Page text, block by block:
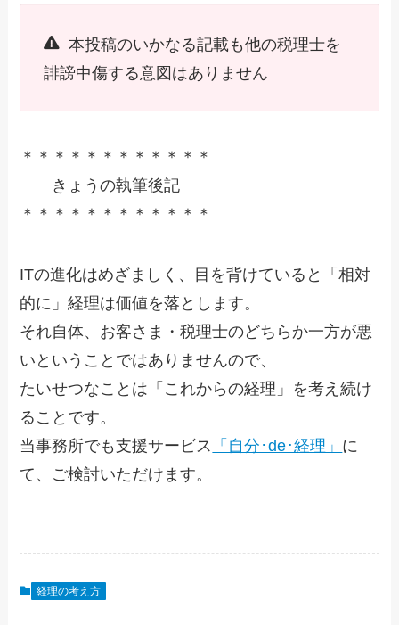
本投稿のいかなる記載も他の税理士を
誹謗中傷する意図はありません
＊＊＊＊＊＊＊＊＊＊＊＊
きょうの執筆後記
＊＊＊＊＊＊＊＊＊＊＊＊
ITの進化はめざましく、目を背けていると「相対
的に」経理は価値を落とします。
それ自体、お客さま・税理士のどちらか一方が悪
いということではありませんので、
たいせつなことは「これからの経理」を考え続け
ることです。
当事務所でも支援サービス 「自分･de･経理」 に
て、ご検討いただけます。
経理の考え方